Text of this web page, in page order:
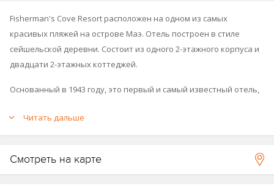
Fisherman's Cove Resort расположен на одном из самых
красивых пляжей на острове Маэ. Отель построен в стиле
сейшельской деревни. Состоит из одного 2-этажного корпуса и
двадцати 2-этажных коттеджей.
Основанный в 1943 году, это первый и самый известный отель,
роскошного места для отдыха, гарантирует внимательное
индивидуальное обслуживание, спокойствие и
Принадлежи к группе отелей Story Hospitality (Story).
Читать дальше
Смотреть на карте